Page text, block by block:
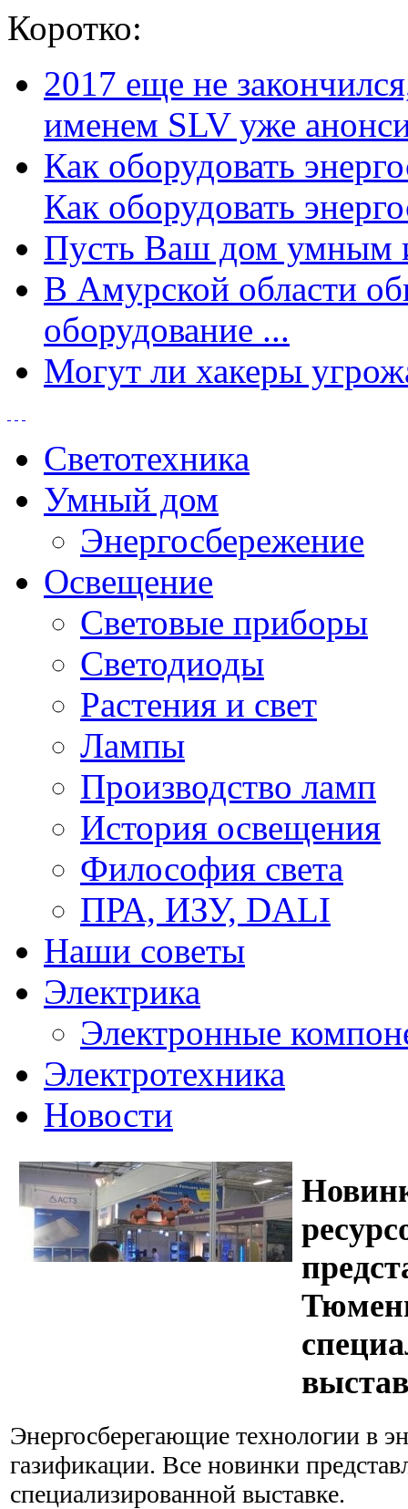
Коротко:
2017 еще не
именем SLV уже
Как оборудовать
Как оборудовать
Пусть Ваш дом умным
В Амурской области
оборудование ...
Могут ли хакеры
Светотехника
Умный дом
Энергосбережение
Освещение
Световые приборы
Светодиоды
Растения и свет
Лампы
Производство ламп
История освещения
Философия света
ПРА, ИЗУ, DALI
Наши советы
Электрика
Электронные
Электротехника
Новости
Энергосберегающие технологии в
газификации. Все новинки
специализированной выставке.